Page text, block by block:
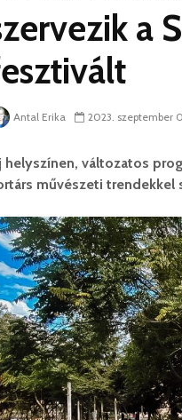
a
Antal Erika 2023. szeptember
helyszínen, változatos
művészeti trendekkel